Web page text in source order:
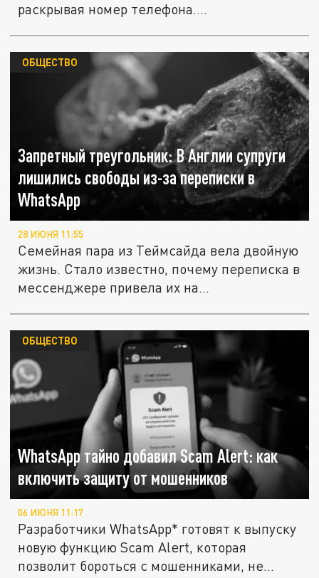
раскрывая номер телефона....
Запретный треугольник: В Англии супруги
лишились свободы из-за переписки в
WhatsApp
ОБЩЕСТВО
28 ИЮНЯ 11:55
Семейная пара из Теймсайда вела двойную
жизнь. Стало известно, почему переписка в
мессенджере привела их на...
WhatsApp тайно добавил Scam Alert: как
включить защиту от мошенников
ОБЩЕСТВО
06 ИЮНЯ 11:17
Разработчики WhatsApp* готовят к выпуску
новую функцию Scam Alert, которая
позволит бороться с мошенниками, не...